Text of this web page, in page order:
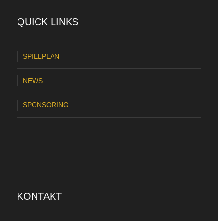
QUICK LINKS
SPIELPLAN
NEWS
SPONSORING
KONTAKT